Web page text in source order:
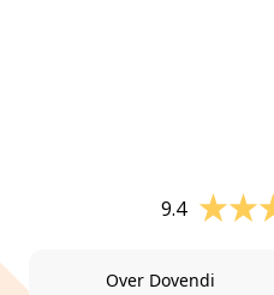
9.4
Over Dovendi